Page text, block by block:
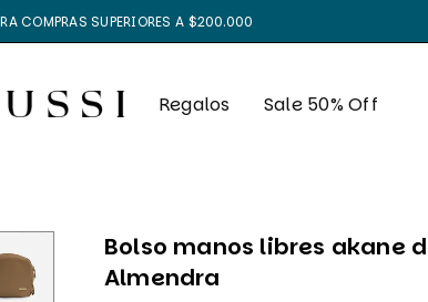
COMPRAS SUPERIORES A $200.000
Regalos Sale 50% Off
Bolso manos libres akane
Almendra